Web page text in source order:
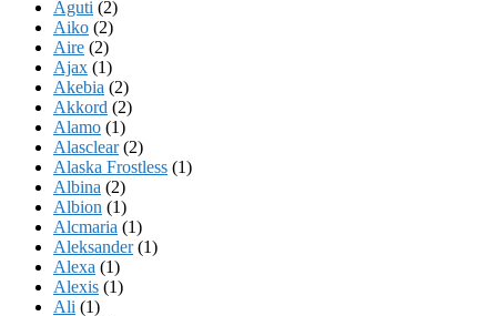
Aguti (2)
Aiko (2)
Aire (2)
Ajax (1)
Akebia (2)
Akkord (2)
Alamo (1)
Alasclear(2)
Alaska Frostless (1)
Albina (2)
Albion (1)
Alcmaria (1)
Aleksander(1)
Alexa (1)
Alexis (1)
Ali (1)